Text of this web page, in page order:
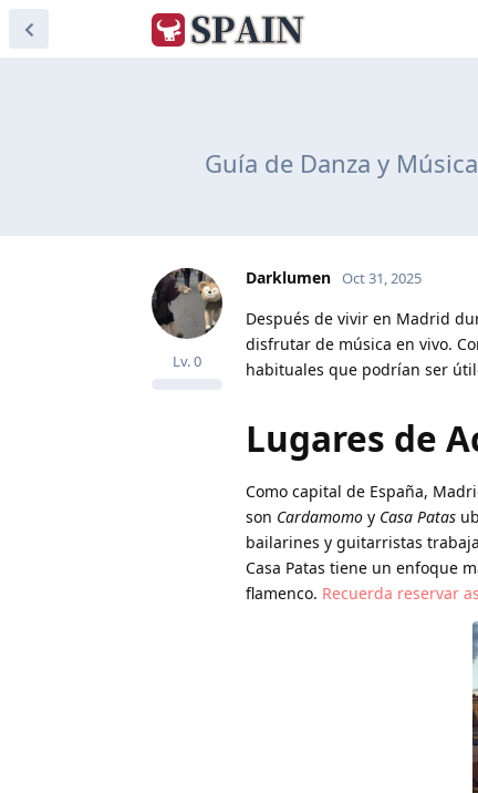
Guía de Danza y
Darklumen
Lv.0
Oct 31, 2025
Después de vivir en Madrid
disfrutar de música en vivo.
habituales que podrían ser
Lugares de
Como capital de España,
son Cardamomo y Casa Patas
bailarines y guitarristas
Casa Patas tiene un enfoque
flamenco. Recuerda reservar